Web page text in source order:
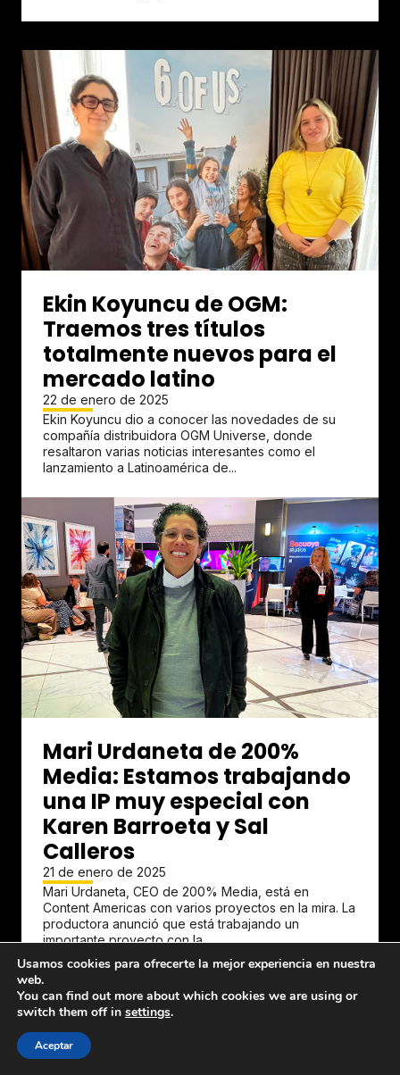
Ekin Koyuncu de OGM:
Traemos tres títulos
totalmente nuevos para el
mercado latino
22 de enero de 2025
Ekin Koyuncu dio a conocer las novedades de su
compañía distribuidora OGM Universe, donde
resaltaron varias noticias interesantes como el
lanzamiento a Latinoamérica de...
Mari Urdaneta de 200%
Media: Estamos trabajando
una IP muy especial con
Karen Barroeta y Sal
Calleros
21 de enero de 2025
Mari Urdaneta, CEO de 200% Media, está en
Content Americas con varios proyectos en la mira. La
productora anunció que está trabajando un
importante proyecto con la...
Usamos cookies para ofrecerte la mejor experiencia en nuestra
web.
You can find out more about which cookies we are using or
switch them off in settings.
Aceptar